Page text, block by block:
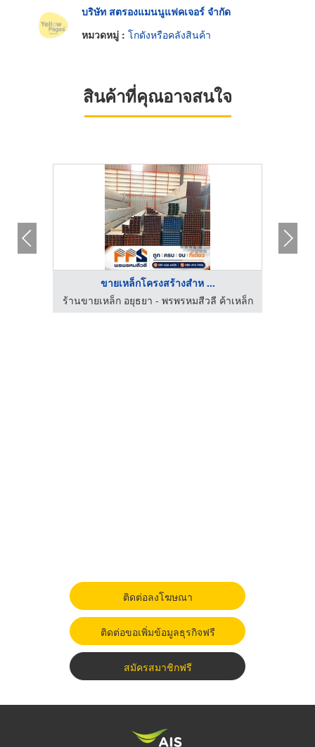
บริษัท สตรองแมนนูแฟคเจอร์ จำกัด
หมวดหมู่ : โกดังหรือคลังสินค้า
สินค้าที่คุณอาจสนใจ
ขายเหล็กโครงสร้างสำห ...
ร้านขายเหล็ก อยุธยา - พรพรหมสีวลี ค้าเหล็ก
ติดต่อลงโฆษณา
ติดต่อขอเพิ่มข้อมูลธุรกิจฟรี
สมัครสมาชิกฟรี